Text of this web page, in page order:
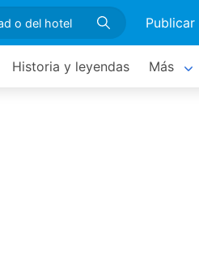
Publicar
Historia y leyendas Más